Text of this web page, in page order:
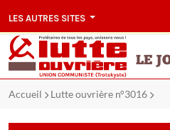
LES AUTRES SITES
LE
Accueil Lutte ouvrière n°3016